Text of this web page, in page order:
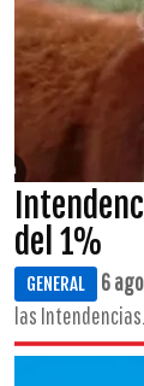
del 1%
GENERAL 6
las